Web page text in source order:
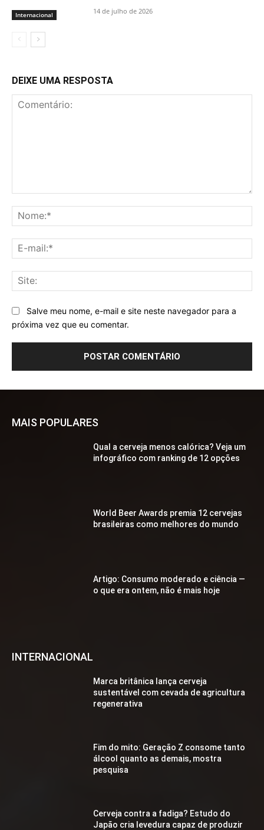
Internacional 14 de julho de 2026
DEIXE UMA RESPOSTA
Salve meu nome, e-mail e site neste navegador para a
próxima vez que eu comentar.
MAIS POPULARES
Qual a cerveja menos calórica? Veja um
infográfico com ranking de 12 opções
World Beer Awards premia 12 cervejas
brasileiras como melhores do mundo
Artigo: Consumo moderado e ciência —
o que era ontem, não é mais hoje
INTERNACIONAL
Marca britânica lança cerveja
sustentável com cevada de agricultura
regenerativa
Fim do mito: Geração Z consome tanto
álcool quanto as demais, mostra
pesquisa
Cerveja contra a fadiga? Estudo do
Japão cria levedura capaz de produzir